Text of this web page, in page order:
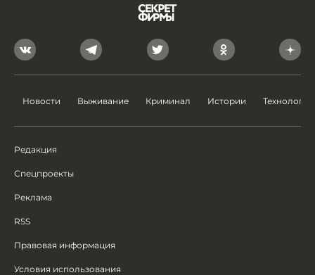
Новости Выживание Криминал Истории Технологии
Редакция
Спецпроекты
Реклама
RSS
Правовая информация
Условия использования